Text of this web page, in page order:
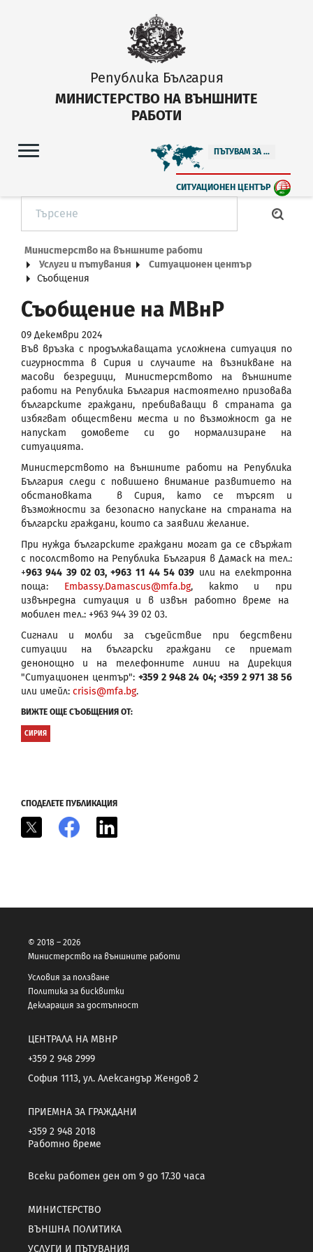
Република България
МИНИСТЕРСТВО НА ВЪНШНИТЕ
РАБОТИ
ПЪТУВАМ ЗА ...
СИТУАЦИОНЕН ЦЕНТЪР
Министерство на външните работи
Услуги и пътувания
Ситуационен център
Съобщения
Съобщение на МВнР
09 Декември 2024
Във връзка с продължаващата усложнена ситуация по
сигурността в Сирия и случаите на възникване на
масови безредици, Министерството на външните
работи на Република България настоятелно призовава
българските граждани, пребиваващи в страната да
избягват обществени места и по възможност да не
напускат домовете си до нормализиране на
ситуацията.
Министерството на външните работи на Република
България следи с повишено внимание развитието на
обстановката в Сирия, като се търсят и
възможности за безопасно напускане на страната на
български граждани, които са заявили желание.
При нужда българските граждани могат да се свържат
с посолството на Република България в Дамаск на тел.:
+963 944 39 02 03, +963 11 44 54 039 или на електронна
поща: Embassy.Damascus@mfa.bg, както и при
извънредна ситуация и в извън работно време на
мобилен тел.: +963 944 39 02 03.
Сигнали и молби за съдействие при бедствени
ситуации на български граждани се приемат
денонощно и на телефонните линии на Дирекция
"Ситуационен център":+359 2 948 24 04; +359 2 971 38 56
или имейл: crisis@mfa.bg.
ВИЖТЕ ОЩЕ СЪОБЩЕНИЯ ОТ:
СИРИЯ
СПОДЕЛЕТЕ ПУБЛИКАЦИЯ
Facebook
© 2018 – 2026
Министерство на външните работи
Условия за ползване
Политика за бисквитки
Декларация за достъпност
ЦЕНТРАЛА НА МВНР
+359 2 948 2999
София 1113, ул. Александър Жендов 2
ПРИЕМНА ЗА ГРАЖДАНИ
+359 2 948 2018
Работно време
Всеки работен ден от 9 до 17.30 часа
МИНИСТЕРСТВО
ВЪНШНА ПОЛИТИКА
УСЛУГИ И ПЪТУВАНИЯ